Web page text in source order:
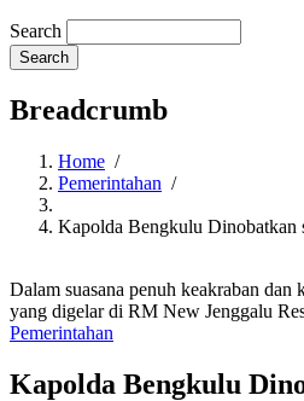
Search
Breadcrumb
Home /
Pemerintahan /
Kapolda Bengkulu Dinobatkan
Dalam suasana penuh keakraban
yang digelar di RM New Jenggalu
Pemerintahan
Kapolda Bengkulu